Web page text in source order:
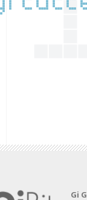
Gi